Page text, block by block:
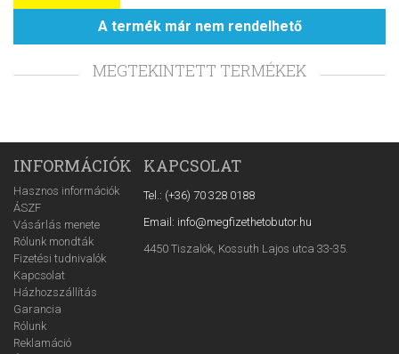
A termék már nem rendelhető
MEGTEKINTETT TERMÉKEK
INFORMÁCIÓK
Hasznos információk
ÁSZF
Vásárlás menete
Rólunk mondták
Fizetési tudnivalók
Kapcsolat
Házhozszállítás
Garancia
Rólunk
Reklamáció
KAPCSOLAT
Tel.: (+36) 70 328 0188
Email: info@megfizethetobutor.hu
4450 Tiszalök, Kossuth Lajos utca 33-35.